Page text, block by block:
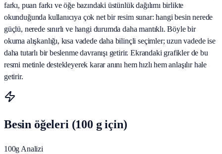
farkı, puan farkı ve öğe bazındaki üstünlük dağılımı birlikte
okunduğunda kullanıcıya çok net bir resim sunar: hangi besin nerede
güçlü, nerede sınırlı ve hangi durumda daha mantıklı. Böyle bir
okuma alışkanlığı, kısa vadede daha bilinçli seçimler; uzun vadede ise
daha tutarlı bir beslenme davranışı getirir. Ekrandaki grafikler de bu
resmi metinle destekleyerek karar anını hem hızlı hem anlaşılır hale
getirir.
Besin öğeleri (100 g için)
100g Analizi